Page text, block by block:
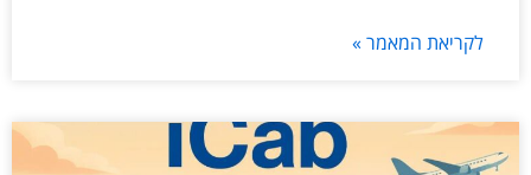
לקריאת המאמר »